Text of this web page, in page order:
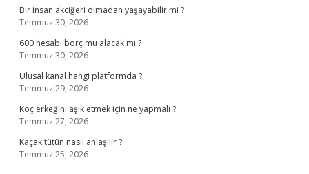
Bir insan akciğeri olmadan yaşayabilir mi ?
Temmuz 30, 2026
600 hesabı borç mu alacak mı ?
Temmuz 30, 2026
Ulusal kanal hangi platformda ?
Temmuz 29, 2026
Koç erkeğini aşık etmek için ne yapmalı ?
Temmuz 27, 2026
Kaçak tütün nasıl anlaşılır ?
Temmuz 25, 2026